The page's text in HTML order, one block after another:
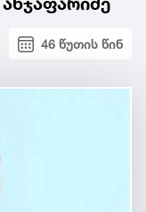
46 წუთის წინ